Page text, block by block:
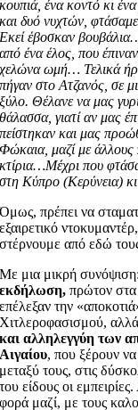
κουπιά, ένα κοντό κι
και δυό νυχτών,
Εκεί έβοσκαν
από ένα έλος, που
χελώνα ωμή… Τελικά
πήγαν στο Ατζανός, σε
ξύλο. Θέλανε να μας
θάλασσα, γιατί αν μας
πείστηκαν και μας
Φώκαια, μαζί με άλλους
κτίρια…Μέχρι που
στη Κύπρο (Κερύνεια)
Όμως, πρέπει να
εξαιρετικό
στέρνουμε από εδώ
Με μια μικρή συνόψιση:
εκδήλωση, πρώτον
επέλεξαν την
Χιτλεροφασισμού,
και αλληλεγγύη των
Αιγαίου, που ξέρουν
μεταξύ τους, στις
του είδους οι
φορά μαζί, με τους